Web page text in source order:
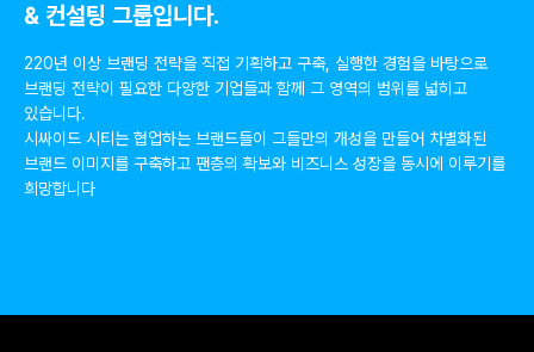
& 컨설팅 그룹입니다.
220년 이상 브랜딩 전략을 직접 기획하고 구축, 실행한 경험을 바탕으로
브랜딩 전략이 필요한 다양한 기업들과 함께 그 영역의 범위를 넓히고
있습니다.
시싸이드 시티는 협업하는 브랜드들이 그들만의 개성을 만들어 차별화된
브랜드 이미지를 구축하고 팬층의 확보와 비즈니스 성장을 동시에 이루기를
희망합니다